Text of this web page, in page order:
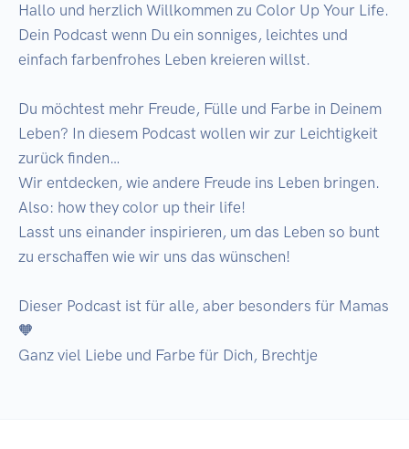
Hallo und herzlich Willkommen zu Color Up Your Life.
Dein Podcast wenn Du ein sonniges, leichtes und
einfach farbenfrohes Leben kreieren willst.
Du möchtest mehr Freude, Fülle und Farbe in Deinem
Leben? In diesem Podcast wollen wir zur Leichtigkeit
zurück finden…
Wir entdecken, wie andere Freude ins Leben bringen.
Also: how they color up their life!
Lasst uns einander inspirieren, um das Leben so bunt
zu erschaffen wie wir uns das wünschen!
Dieser Podcast ist für alle, aber besonders für Mamas
🧡
Ganz viel Liebe und Farbe für Dich, Brechtje